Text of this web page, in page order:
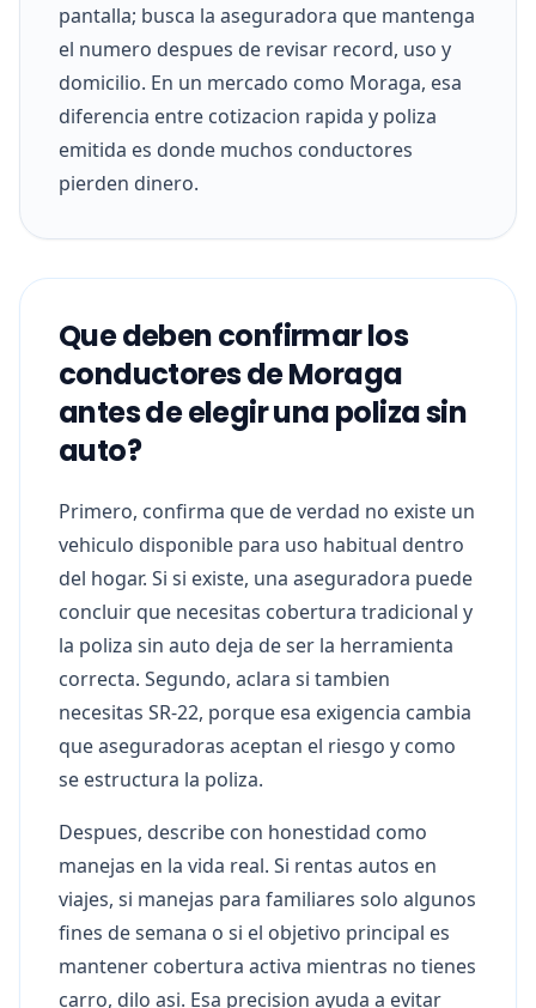
pantalla; busca la aseguradora que mantenga
el numero despues de revisar record, uso y
domicilio. En un mercado como Moraga, esa
diferencia entre cotizacion rapida y poliza
emitida es donde muchos conductores
pierden dinero.
Que deben confirmar los
conductores de Moraga
antes de elegir una poliza sin
auto?
Primero, confirma que de verdad no existe un
vehiculo disponible para uso habitual dentro
del hogar. Si si existe, una aseguradora puede
concluir que necesitas cobertura tradicional y
la poliza sin auto deja de ser la herramienta
correcta. Segundo, aclara si tambien
necesitas SR-22, porque esa exigencia cambia
que aseguradoras aceptan el riesgo y como
se estructura la poliza.
Despues, describe con honestidad como
manejas en la vida real. Si rentas autos en
viajes, si manejas para familiares solo algunos
fines de semana o si el objetivo principal es
mantener cobertura activa mientras no tienes
carro, dilo asi. Esa precision ayuda a evitar